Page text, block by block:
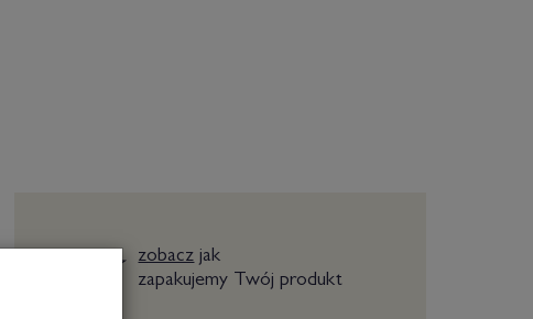
zobaczjak
zapakujemy Twój produkt